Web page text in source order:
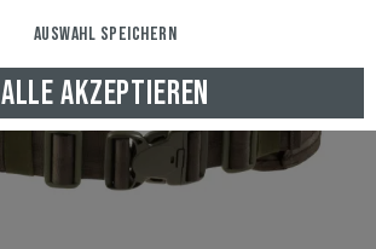
AUSWAHL SPEICHERN
ALLE AKZEPTIEREN